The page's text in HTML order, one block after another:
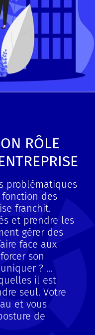
RÔLE
problématiques
des
franchit.
et prendre les
gérer des
face aux
son
? ...
il est
seul. Votre
et vous
de